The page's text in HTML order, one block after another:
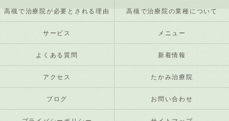
高槻で治療院が必要とされる理由 高槻で治療院の業種について
サービス メニュー
よくある質問 新着情報
アクセス たかみ治療院
ブログ お問い合わせ